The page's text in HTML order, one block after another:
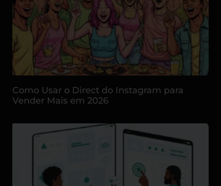
Como Usar o Direct do Instagram para
Vender Mais em 2026